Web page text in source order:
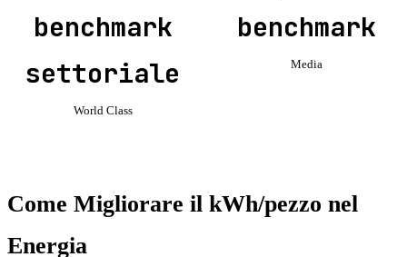
benchmark
settoriale
World Class
benchmark
Media
Come Migliorare il kWh/pezzo nel
Energia